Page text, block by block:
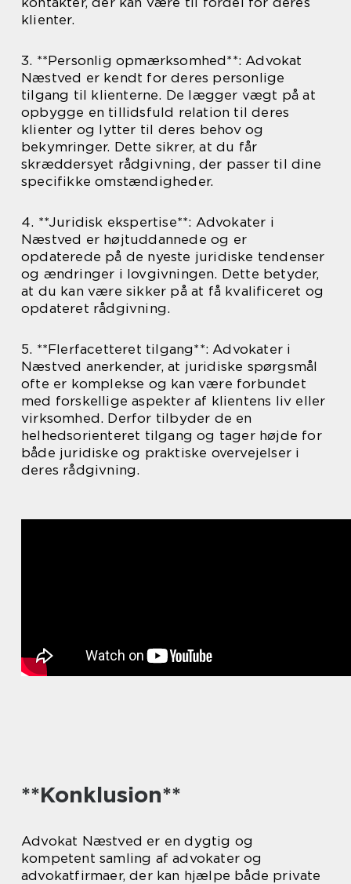
klienter.
3. **Personlig opmærksomhed**: Advokat
Næstved er kendt for deres personlige
tilgang til klienterne. De lægger vægt på at
opbygge en tillidsfuld relation til deres
klienter og lytter til deres behov og
bekymringer. Dette sikrer, at du får
skræddersyet rådgivning, der passer til dine
specifikke omstændigheder.
4. **Juridisk ekspertise**: Advokater i
Næstved er højtuddannede og er
opdaterede på de nyeste juridiske tendenser
og ændringer i lovgivningen. Dette betyder,
at du kan være sikker på at få kvalificeret og
opdateret rådgivning.
5. **Flerfacetteret tilgang**: Advokater i
Næstved anerkender, at juridiske spørgsmål
ofte er komplekse og kan være forbundet
med forskellige aspekter af klientens liv eller
virksomhed. Derfor tilbyder de en
helhedsorienteret tilgang og tager højde for
både juridiske og praktiske overvejelser i
deres rådgivning.
**Konklusion**
Advokat Næstved er en dygtig og
kompetent samling af advokater og
advokatfirmaer, der kan hjælpe både private